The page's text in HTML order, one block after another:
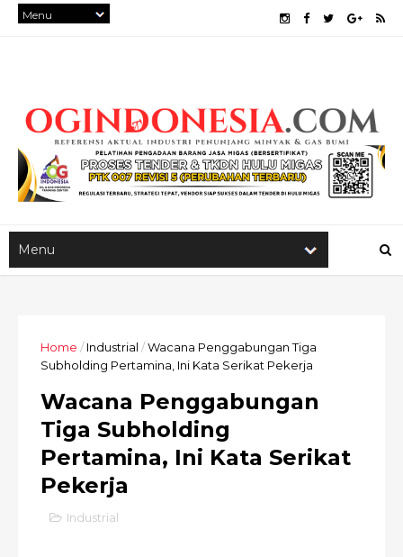
Home / Industrial /Wacana Penggabungan Tiga
Subholding Pertamina, Ini Kata Serikat Pekerja
Wacana Penggabungan
Tiga Subholding
Pertamina, Ini Kata Serikat
Pekerja
Industrial